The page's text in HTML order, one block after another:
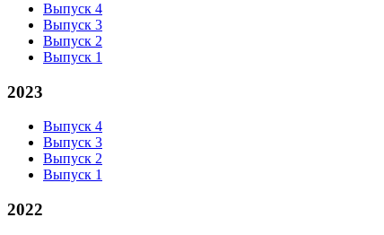
Выпуск 4
Выпуск 3
Выпуск 2
Выпуск 1
2023
Выпуск 4
Выпуск 3
Выпуск 2
Выпуск 1
2022